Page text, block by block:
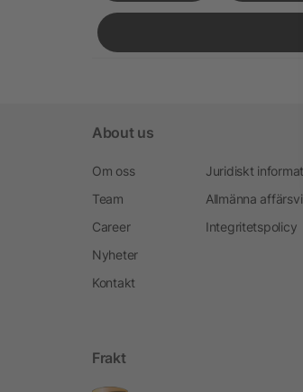
About us
Om oss
Team
Career
Nyheter
Kontakt
Juridiskt
Allmänna
Integritetspolicy
Frakt